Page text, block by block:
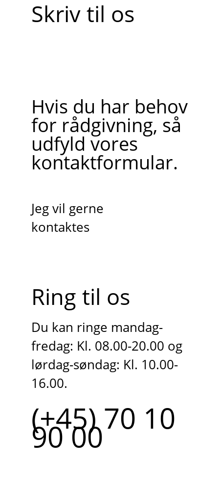
Skriv til os
Hvis du har behov
for rådgivning, så
udfyld vores
kontaktformular.
Jeg vil gerne
kontaktes
Ring til os
Du kan ringe mandag-
fredag: Kl. 08.00-20.00 og
lørdag-søndag: Kl. 10.00-
16.00.
(+45) 70 10
90 00